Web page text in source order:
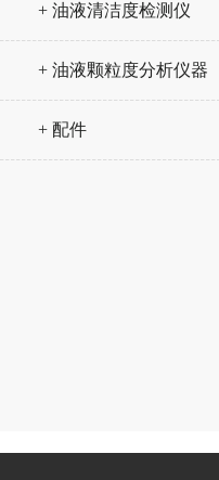
+ 油液清洁度检测仪
+ 油液颗粒度分析仪器
+ 配件